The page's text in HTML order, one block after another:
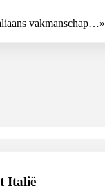
vakmanschap…»
Italië